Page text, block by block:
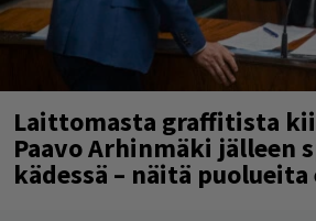
Laittomasta graffitista
Paavo Arhinmäki jälleen
kädessä – näitä